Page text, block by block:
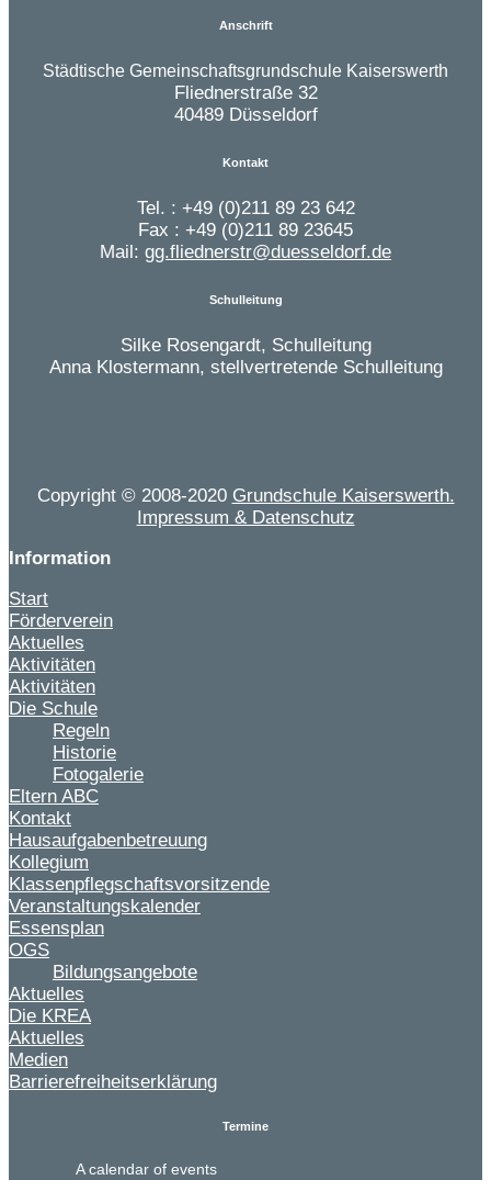
Anschrift
Städtische Gemeinschaftsgrundschule Kaiserswerth
Fliednerstraße 32
40489 Düsseldorf
Kontakt
Tel. : +49 (0)211 89 23 642
Fax : +49 (0)211 89 23645
Mail: gg.fliednerstr@duesseldorf.de
Schulleitung
Silke Rosengardt, Schulleitung
Anna Klostermann, stellvertretende Schulleitung
Copyright © 2008-2020 Grundschule Kaiserswerth.
Impressum & Datenschutz
Information
Start
Förderverein
Aktuelles
Aktivitäten
Aktivitäten
Die Schule
Regeln
Historie
Fotogalerie
Eltern ABC
Kontakt
Hausaufgabenbetreuung
Kollegium
Klassenpflegschaftsvorsitzende
Veranstaltungskalender
Essensplan
OGS
Bildungsangebote
Aktuelles
Die KREA
Aktuelles
Medien
Barrierefreiheitserklärung
Termine
A calendar of events